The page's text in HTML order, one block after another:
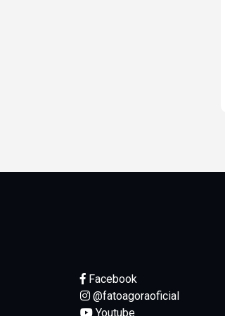
Facebook
@fatoagoraoficial
Youtube